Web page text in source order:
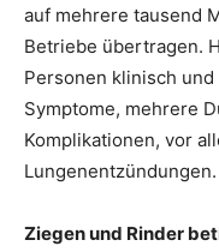
auf mehrere tausend
Betriebe übertragen.
Personen klinisch
Symptome, mehrere
Komplikationen, vor
Lungenentzündungen.
Ziegen und Rinder